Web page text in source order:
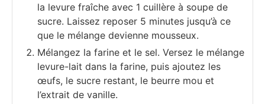
la levure fraîche avec 1 cuillère à soupe de
sucre. Laissez reposer 5 minutes jusqu’à ce
que le mélange devienne mousseux.
Mélangez la farine et le sel. Versez le mélange
levure-lait dans la farine, puis ajoutez les
œufs, le sucre restant, le beurre mou et
l’extrait de vanille.